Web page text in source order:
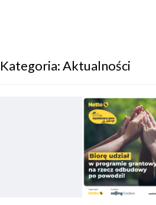
Kategoria:Aktualności